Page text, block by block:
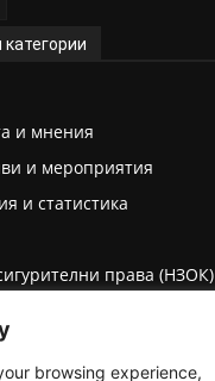
browsing experience,
и мнения
и мероприятия
и статистика
права (НЗОК)
експертиза (ТЕЛК/НЕЛК)